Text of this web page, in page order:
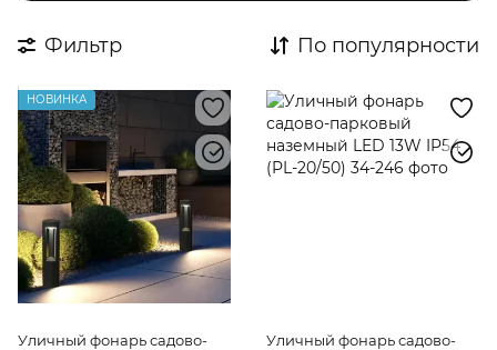
Ретро гирлянды лампочки Фонарные Столбы
Грунтовые светильники
Тротуарные светильники
Настенные уличные светильники
Консольные светильники
Светильники для бассейна
Фильтр По популярности
НОВИНКА
Уличный фонарь садово-
Уличный фонарь садово-